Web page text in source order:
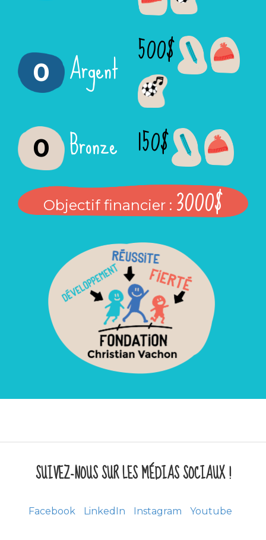
0 Argent 500$
0 Bronze 150$
Objectif financier : 3000$
SUIVEZ-NOUS SUR LES MÉDIAS SOCIAUX !
Facebook LinkedIn Instagram Youtube